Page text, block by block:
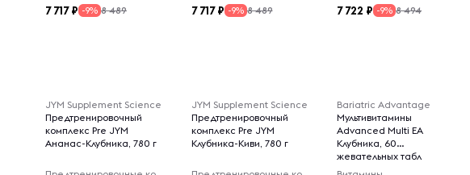
7 717 -9% 8 489 7 717 -9% 8 489 7 722 -9% 8 494
JYM Supplement Science
Предтренировочный
комплекс Pre JYM
Ананас-Клубника, 780 г
JYM Supplement Science
Предтренировочный
комплекс Pre JYM
Клубника-Киви, 780 г
Bariatric Advantage
Мультивитамины
Advanced Multi EA
Клубника, 60
жевательных табл